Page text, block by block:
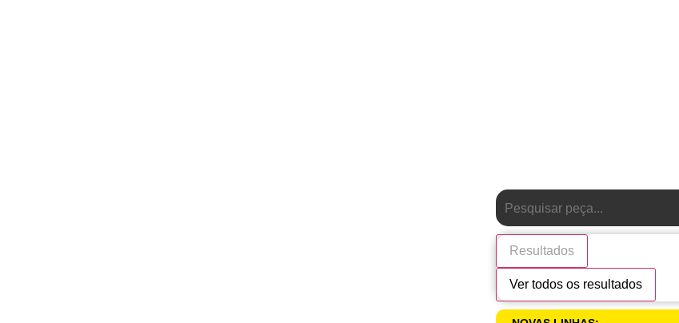
Resultados
Ver todos os resultados